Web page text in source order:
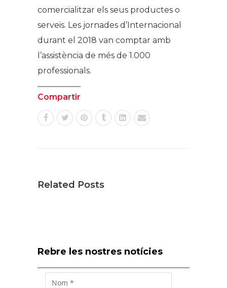
comercialitzar els seus productes o
serveis. Les jornades d’Internacional
durant el 2018 van comptar amb
l’assistència de més de 1.000
professionals.
Compartir
Related Posts
Rebre les nostres notícies